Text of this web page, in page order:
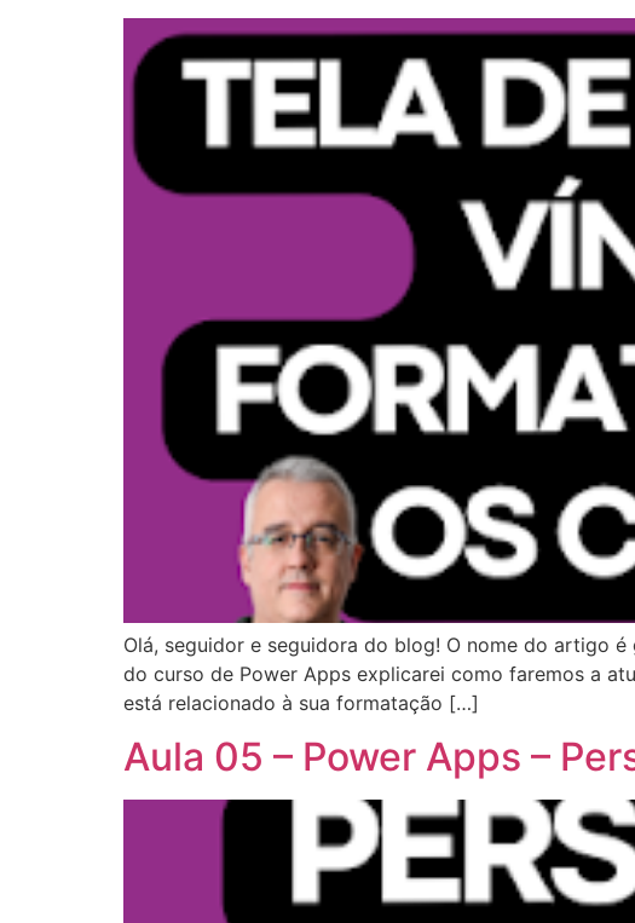
Olá, seguidor e seguidora do blog! O nome do artigo
do curso de Power Apps explicarei como faremos a
está relacionado à sua formatação […]
Aula 05 – Power Apps –